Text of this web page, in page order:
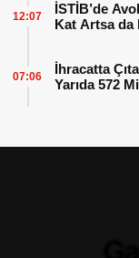
İSTİB’de
Kat Artsa da
12:07
İhracatta
Yarıda 572
07:06